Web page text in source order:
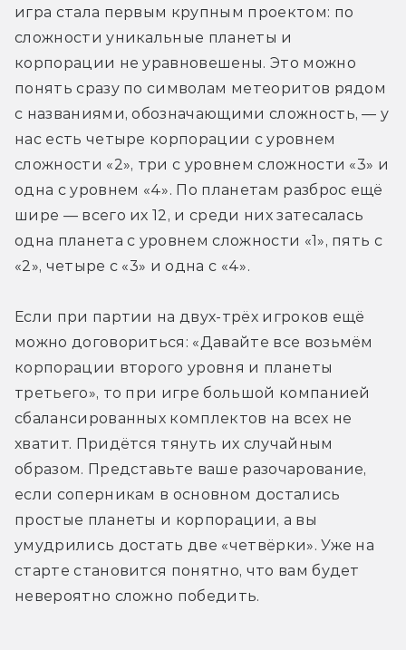
игра стала первым крупным проектом: по
сложности уникальные планеты и
корпорации не уравновешены. Это можно
понять сразу по символам метеоритов рядом
с названиями, обозначающими сложность, — у
нас есть четыре корпорации с уровнем
сложности «2», три с уровнем сложности «3» и
одна с уровнем «4». По планетам разброс ещё
шире — всего их 12, и среди них затесалась
одна планета с уровнем сложности «1», пять с
«2», четыре с «3» и одна с «4».
Если при партии на двух-трёх игроков ещё
можно договориться: «Давайте все возьмём
корпорации второго уровня и планеты
третьего», то при игре большой компанией
сбалансированных комплектов на всех не
хватит. Придётся тянуть их случайным
образом. Представьте ваше разочарование,
если соперникам в основном достались
простые планеты и корпорации, а вы
умудрились достать две «четвёрки». Уже на
старте становится понятно, что вам будет
невероятно сложно победить.